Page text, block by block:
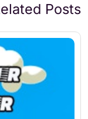
Posts:-